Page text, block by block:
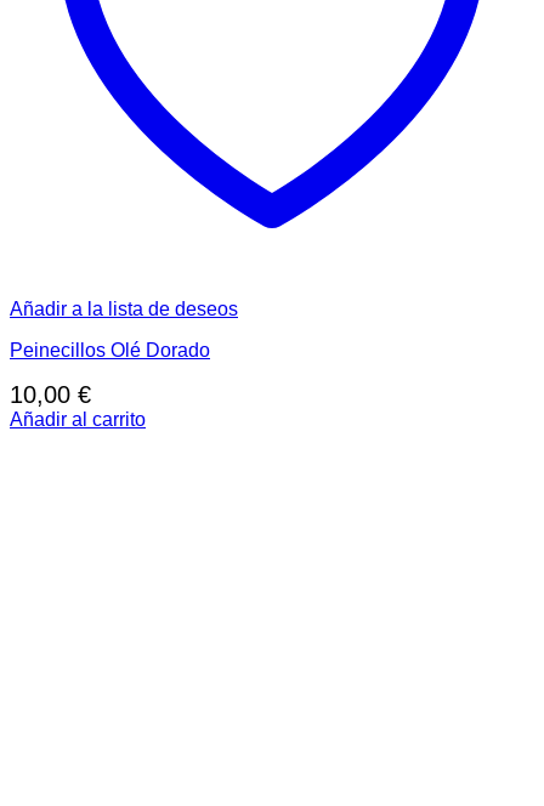
Añadir a la lista de deseos
Peinecillos Olé Dorado
10,00 €
Añadir al carrito